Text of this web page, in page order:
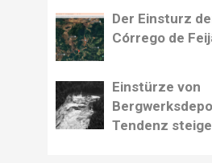
Der Einsturz
Córrego de
Einstürze von
Tendenz